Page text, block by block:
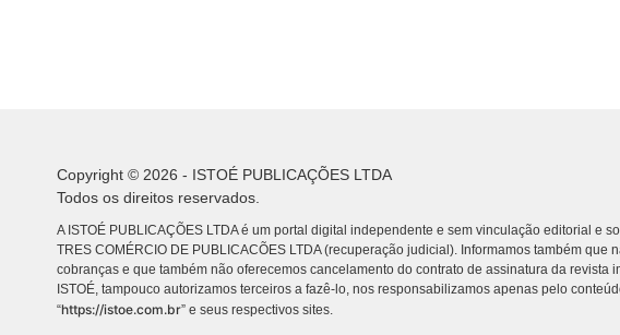
Copyright © 2026 - ISTOÉ PUBLICAÇÕES LTDA
Todos os direitos reservados.
A ISTOÉ PUBLICAÇÕES LTDA é um portal digital independente e sem vinculação editorial e
TRES COMÉRCIO DE PUBLICACÕES LTDA (recuperação judicial). Informamos também que
cobranças e que também não oferecemos cancelamento do contrato de assinatura da revista
ISTOÉ, tampouco autorizamos terceiros a fazê-lo, nos responsabilizamos apenas pelo
“https://istoe.com.br” e seus respectivos sites.